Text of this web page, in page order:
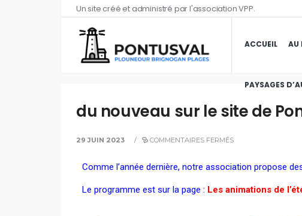
Un site créé et administré par l'association VPP.
ACCUEIL AU
PAYSAGES
du nouveau sur le site de
29 JUIN 2023 / COMMENTAIRES FERMÉS
Comme l’année dernière, notre association propose
Le programme est sur la page : Les animations de